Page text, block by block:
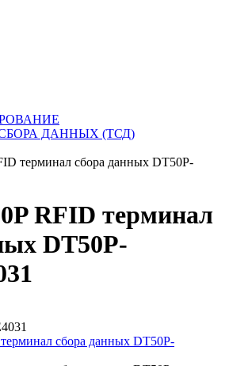
ДАННЫХ (ТСД)
терминал сбора данных DT50P-
RFID терминал
DT50P-